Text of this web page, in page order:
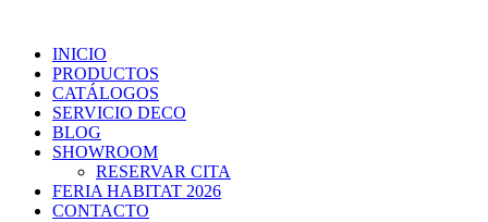
INICIO
PRODUCTOS
CATÁLOGOS
SERVICIO DECO
BLOG
SHOWROOM
RESERVAR CITA
FERIA HABITAT 2026
CONTACTO